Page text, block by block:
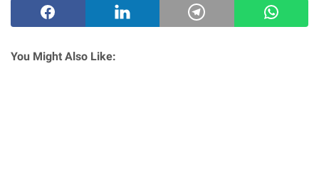
You Might Also Like: